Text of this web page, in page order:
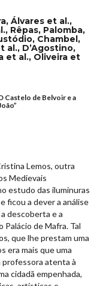
Álvares et al.,
Rêpas, Palomba,
Chambel,
al., D’Agostino,
et al., Oliveira et
Castelo de Belvoir e a
Lemos, outra
Medievais
estudo das iluminuras
ficou a dever a análise
descoberta e a
Palácio de Mafra. Tal
que lhe prestam uma
era mais que uma
professora atenta à
cidadã empenhada,